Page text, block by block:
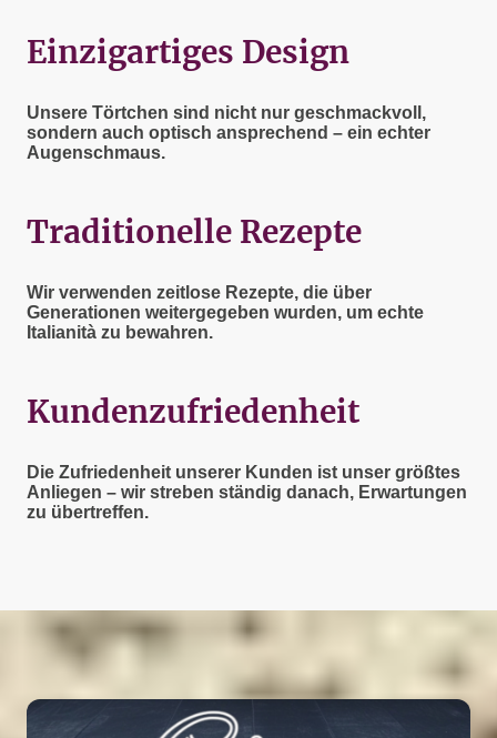
Einzigartiges Design
Unsere Törtchen sind nicht nur geschmackvoll,
sondern auch optisch ansprechend – ein echter
Augenschmaus.
Traditionelle Rezepte
Wir verwenden zeitlose Rezepte, die über
Generationen weitergegeben wurden, um echte
Italianità zu bewahren.
Kundenzufriedenheit
Die Zufriedenheit unserer Kunden ist unser größtes
Anliegen – wir streben ständig danach, Erwartungen
zu übertreffen.